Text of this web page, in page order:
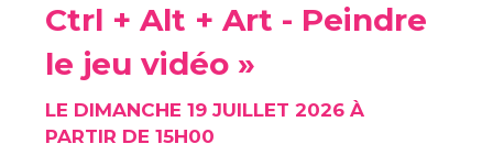
Ctrl + Alt + Art - Peindre
le jeu vidéo »
LE DIMANCHE 19 JUILLET 2026 À
PARTIR DE 15H00